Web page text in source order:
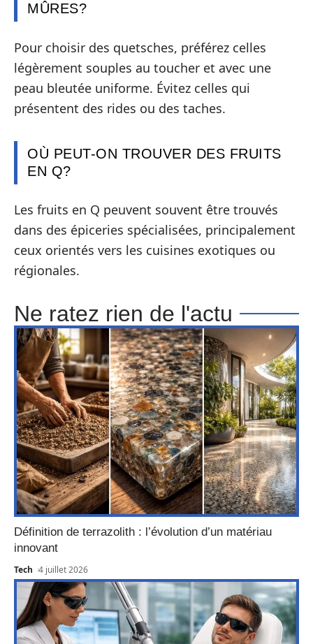
MÛRES?
Pour choisir des quetsches, préférez celles
légèrement souples au toucher et avec une
peau bleutée uniforme. Évitez celles qui
présentent des rides ou des taches.
OÙ PEUT-ON TROUVER DES FRUITS
EN Q?
Les fruits en Q peuvent souvent être trouvés
dans des épiceries spécialisées, principalement
ceux orientés vers les cuisines exotiques ou
régionales.
Ne ratez rien de l'actu
Définition de terrazolith : l’évolution d’un matériau
innovant
Tech 4 juillet 2026